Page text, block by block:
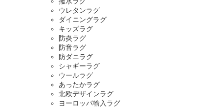
ウレタンラグ
ダイニングラグ
キッズラグ
防炎ラグ
防音ラグ
防ダニラグ
シャギーラグ
ウールラグ
あったかラグ
北欧デザインラグ
ヨーロッパ輸入ラグ